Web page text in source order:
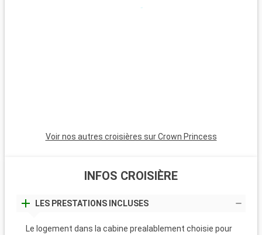
Voir nos autres croisières sur Crown Princess
INFOS CROISIÈRE
LES PRESTATIONS INCLUSES
Le logement dans la cabine prealablement choisie pour